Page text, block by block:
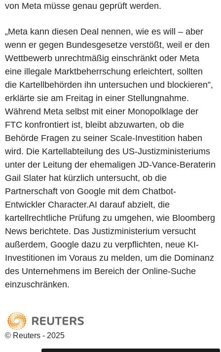
von Meta müsse genau geprüft werden.
„Meta kann diesen Deal nennen, wie es will – aber
wenn er gegen Bundesgesetze verstößt, weil er den
Wettbewerb unrechtmäßig einschränkt oder Meta
eine illegale Marktbeherrschung erleichtert, sollten
die Kartellbehörden ihn untersuchen und blockieren”,
erklärte sie am Freitag in einer Stellungnahme.
Während Meta selbst mit einer Monopolklage der
FTC konfrontiert ist, bleibt abzuwarten, ob die
Behörde Fragen zu seiner Scale-Investition haben
wird. Die Kartellabteilung des US-Justizministeriums
unter der Leitung der ehemaligen JD-Vance-Beraterin
Gail Slater hat kürzlich untersucht, ob die
Partnerschaft von Google mit dem Chatbot-
Entwickler Character.AI darauf abzielt, die
kartellrechtliche Prüfung zu umgehen, wie Bloomberg
News berichtete. Das Justizministerium versucht
außerdem, Google dazu zu verpflichten, neue KI-
Investitionen im Voraus zu melden, um die Dominanz
des Unternehmens im Bereich der Online-Suche
einzuschränken.
© Reuters - 2025